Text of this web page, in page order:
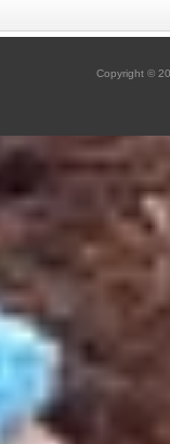
Copyright ©